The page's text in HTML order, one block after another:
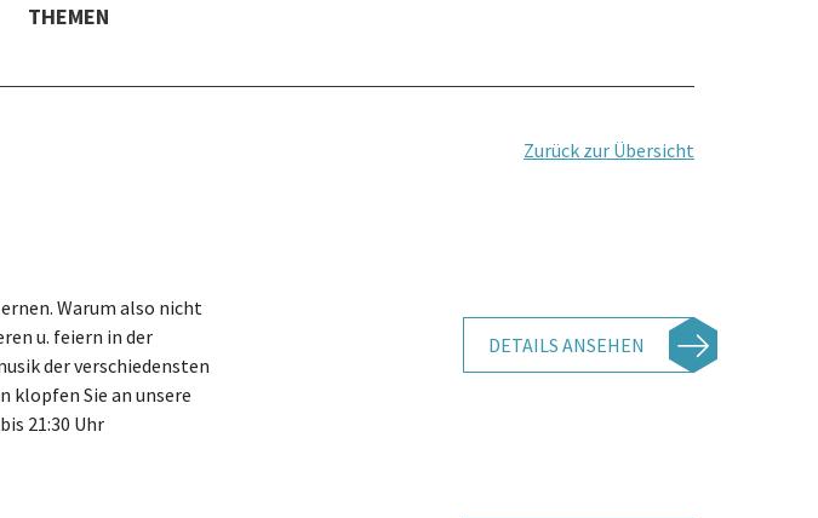
THEMEN
Zurück zur Übersicht
Warum also nicht
u. feiern in der
der verschiedensten
klopfen Sie an unsere
21:30 Uhr
DETAILS ANSEHEN